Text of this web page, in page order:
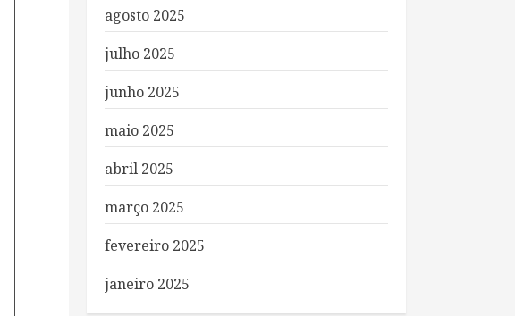
agosto 2025
julho 2025
junho 2025
maio 2025
abril 2025
março 2025
fevereiro 2025
janeiro 2025